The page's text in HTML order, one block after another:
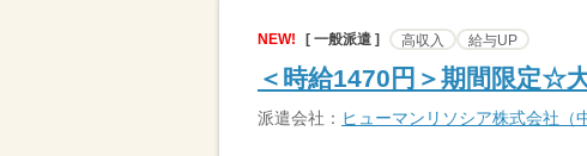
NEW! [ 一般派遣 ] 高収入 給与UP
＜時給1470円＞期間限定☆
派遣会社： ヒューマンリソシア株式会社（